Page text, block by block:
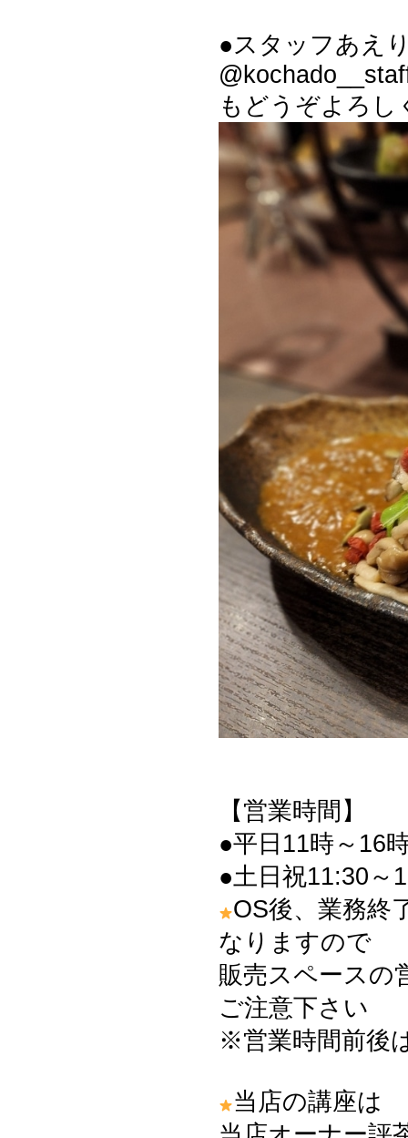
●スタッフあえ
もどうぞよろし
【営業時間】
●平日11時～16
●土日祝11:30～
OS後、業務終
なりますので
販売スペースの
ご注意下さい
※営業時間前後
当店の講座は